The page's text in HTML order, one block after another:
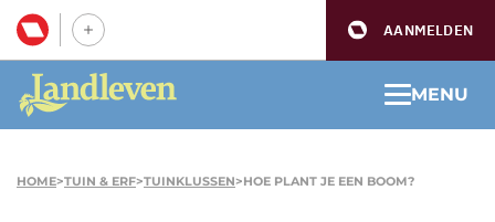
AANMELDEN
MENU
HOME>TUIN & ERF>TUINKLUSSEN>HOE PLANT JE EEN BOOM?